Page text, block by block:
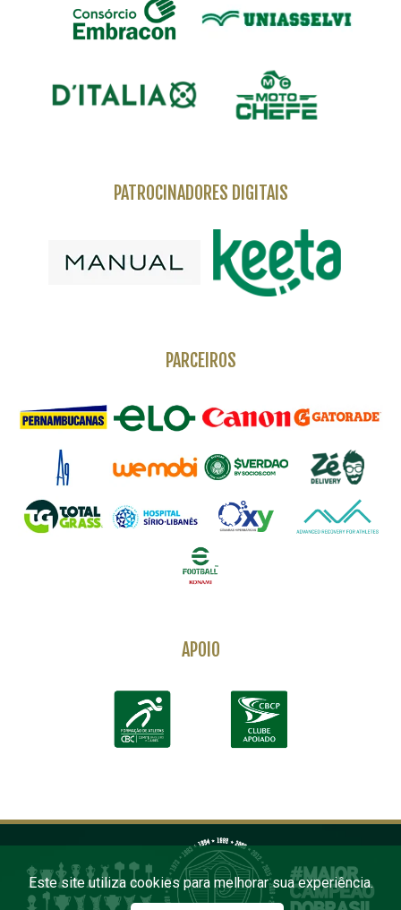
PATROCINADORES DIGITAIS
PARCEIROS
APOIO
Este site utiliza cookies para melhorar sua experiência.